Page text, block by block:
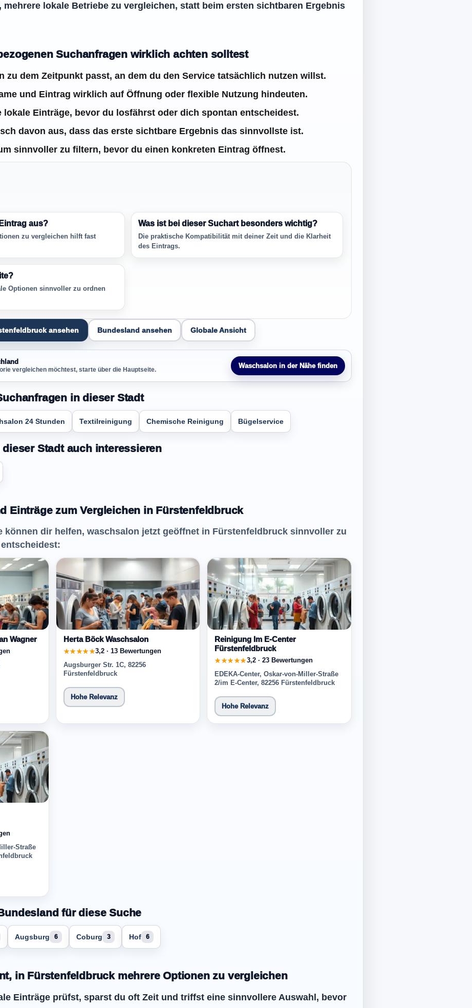
mehrere lokale Betriebe zu vergleichen, statt beim ersten sichtbaren Ergebnis
Suchanfragen wirklich achten solltest
zu dem Zeitpunkt passt, an dem du den Service tatsächlich nutzen willst.
und Eintrag wirklich auf Öffnung oder flexible Nutzung hindeuten.
lokale Einträge, bevor du losfährst oder dich spontan entscheidest.
davon aus, dass das erste sichtbare Ergebnis das sinnvollste ist.
sinnvoller zu filtern, bevor du einen konkreten Eintrag öffnest.
aus?
zu vergleichen hilft fast
Was ist bei dieser Suchart besonders wichtig?
Die praktische Kompatibilität mit deiner Zeit und die Klarheit
des Eintrags.
Optionen sinnvoller zu ordnen
ansehen Bundesland ansehen Globale Ansicht
vergleichen möchtest, starte über die Hauptseite. Waschsalon in der Nähe finden
in dieser Stadt
24 Stunden Textilreinigung Chemische Reinigung Bügelservice
Stadt auch interessieren
Einträge zum Vergleichen in Fürstenfeldbruck
können dir helfen, waschsalon jetzt geöffnet in Fürstenfeldbruck sinnvoller zu
Wagner Herta Böck Waschsalon
★★★★★3,2 · 13 Bewertungen
Augsburger Str. 1C, 82256
Fürstenfeldbruck
Hohe Relevanz
Reinigung Im E-Center
Fürstenfeldbruck
★★★★★3,2 · 23 Bewertungen
EDEKA-Center, Oskar-von-Miller-Straße
2/im E-Center, 82256 Fürstenfeldbruck
Hohe Relevanz
Straße
für diese Suche
Augsburg 6 Coburg 3 Hof 6
in Fürstenfeldbruck mehrere Optionen zu vergleichen
Einträge prüfst, sparst du oft Zeit und triffst eine sinnvollere Auswahl, bevor